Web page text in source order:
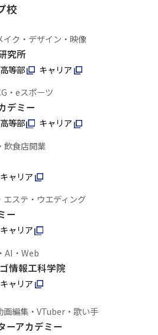
校
イク・デザイン・映像
究所
高等部
キャリア
・eスポーツ
デミー
高等部
キャリア
飲食店開業
キャリア
ステ・ウエディング
ー
キャリア
AI・Web
情報工科学院
キャリア
画編集・VTuber・歌い手
ーアカデミー